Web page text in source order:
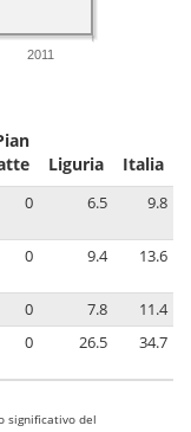
2011
Liguria Italia
0 6.5 9.8
0 9.4 13.6
0 7.8
11.4
0 26.5 34.7
significativo del